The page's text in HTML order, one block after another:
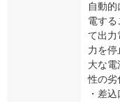
自動
電する
て出力
力を停
大な
性の劣
・差